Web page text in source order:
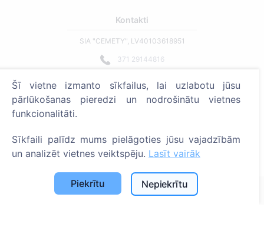
Kontakti
SIA "CEMETY", LV40103618951
371 29144816
Strādājam visā Latvijā!
Administratoriem
© 2013 - 2026 Cemety Visas tiesības aizsargātas
Privātuma politika un noteikumi.
Šī vietne izmanto sīkfailus, lai uzlabotu jūsu
pārlūkošanas pieredzi un nodrošinātu vietnes
funkcionalitāti.
Sīkfaili palīdz mums pielāgoties jūsu vajadzībām
un analizēt vietnes veiktspēju. Lasīt vairāk
Piekrītu Nepiekrītu